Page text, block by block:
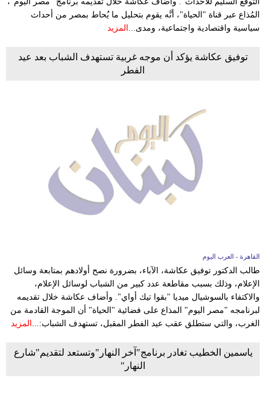
المُذاع عبر قناة "الحياة"، أنَّه يقوم بتحليل ما يُحاط بمصر من أحداث
سياسية واقتصادية واجتماعية، ومدى... المزيد
توفيق عكاشة يؤكد أن موجه غربية تستهدف الشباب بعد عيد
الفطر
القاهرة - العرب اليوم
طالب الدكتور توفيق عكاشة، الآباء، بضرورة نصح أولادهم بمتابعة وسائل
الإعلام، وذلك بسبب مقاطعة عدد كبير من الشباب لوسائل الإعلام،
والاكتفاء بالسوشيال ميديا "بقوا تيك أواي". وأضاف عكاشة خلال تقديمه
لبرنامجه "مصر اليوم" المذاع على فضائية "الحياة" أن الموجة القادمة من
الغرب، والتي ستطلق عقب عيد الفطر المقبل، تستهدف الشباب:... المزيد
ياسمين الخطيب تغادر برنامج"آخر النهار"وتستعد لتقديم"شارع
النهار"